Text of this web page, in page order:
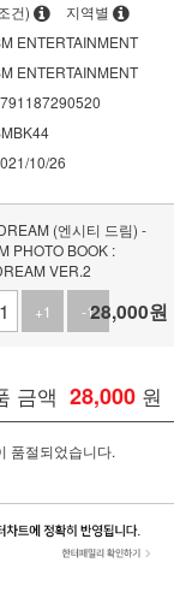
건)
지역별
ENTERTAINMENT
ENTERTAINMENT
10/26
(엔시티 드림) -
PHOTO BOOK :
VER.2
+1
-128,000원
금액 28,000 원
품절되었습니다.